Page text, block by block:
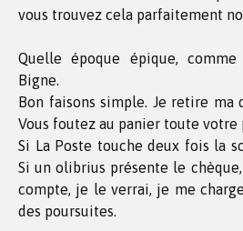
vous trouvez cela parfaitement
Quelle époque épique,
Bigne.
Bon faisons simple. Je retire ma
Vous foutez au panier toute votre
Si La Poste touche deux fois la
Si un olibrius présente le
compte, je le verrai, je me
des poursuites.